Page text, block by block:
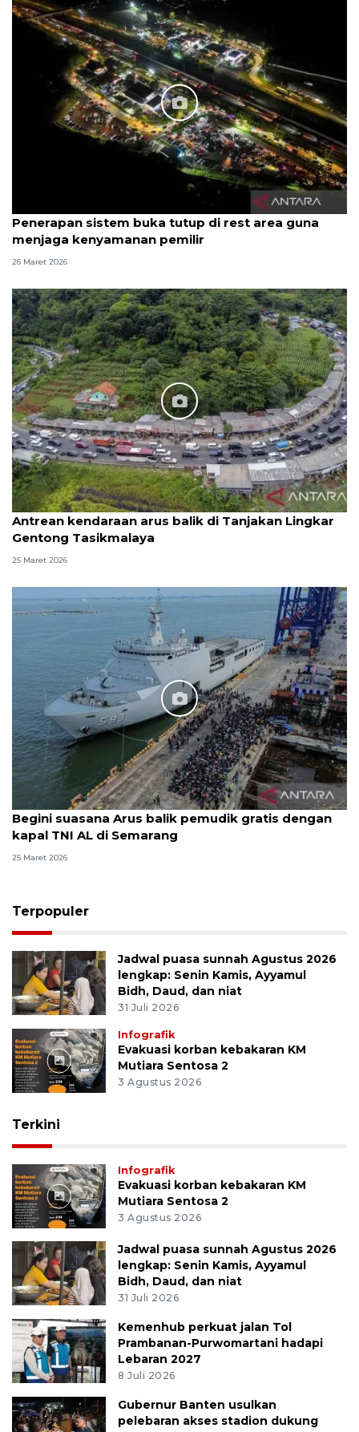
26 Maret 2026
Penerapan sistem buka tutup di rest area guna
26 Maret 2026
Antrean kendaraan arus balik di Tanjakan Lingkar
25 Maret 2026
Begini suasana Arus balik pemudik gratis dengan
Terpopuler
Jadwal puasa sunnah Agustus 2026
Bidh, Daud, dan niat
31 Juli 2026
Infografik
Evakuasi korban kebakaran KM
Terkini
Infografik
Evakuasi korban kebakaran KM
Mutiara Sentosa 2
3 Agustus 2026
Jadwal puasa sunnah Agustus 2026
Bidh, Daud, dan niat
31 Juli 2026
Kemenhub perkuat jalan Tol
Lebaran 2027
8 Juli 2026